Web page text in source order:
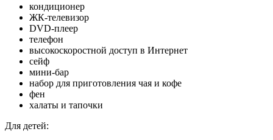
кондиционер
ЖК-телевизор
DVD-плеер
телефон
высокоскоростной доступ в Интернет
сейф
мини-бар
набор для приготовления чая и кофе
фен
халаты и тапочки
Для детей: